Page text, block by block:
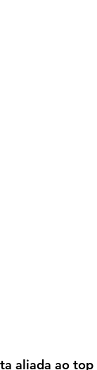
aliada ao